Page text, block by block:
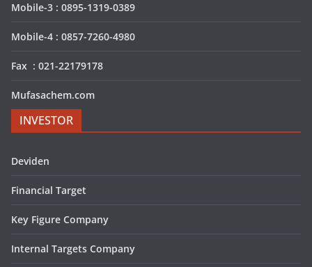
Mobile-3 : 0895-1319-0389
Mobile-4 : 0857-7260-4980
Fax : 021-22179178
Mufasachem.com
INVESTOR
Deviden
Financial Target
Key Figure Company
Internal Targets Company